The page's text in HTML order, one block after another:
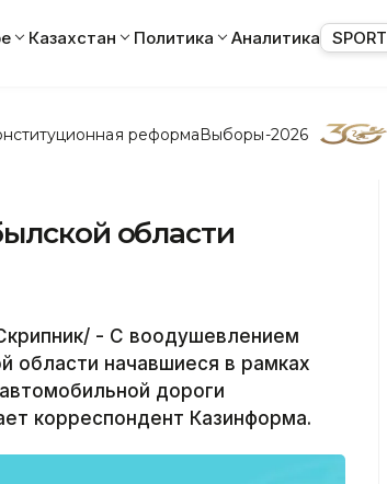
Казахстан Политика Аналитика SPORT
реформаВыборы-2026
области
- С воодушевлением
области начавшиеся в рамках
дороги
корреспондент Казинформа.